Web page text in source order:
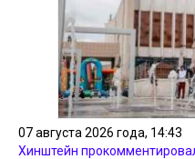
07 августа 2026 года, 14:43
Хинштейн